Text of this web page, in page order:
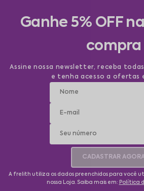
Ganhe 5% OFF
compra
Assine nossa newsletter, receba
e tenha acesso a ofertas
CADASTRAR
A frelith utiliza os dados preenchidos para você
nossa Loja. Saiba mais em: Política